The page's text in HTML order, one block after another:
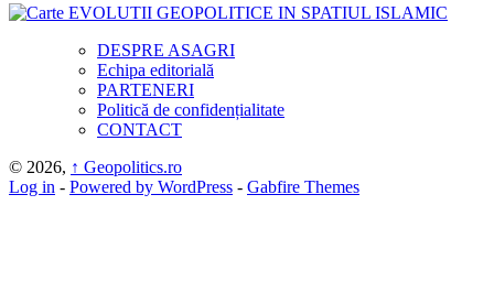
DESPRE ASAGRI
Echipa editorială
PARTENERI
Politică de confidențialitate
CONTACT
© 2026, ↑ Geopolitics.ro
Log in - Powered by WordPress - Gabfire Themes